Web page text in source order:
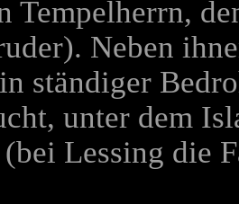
Tempelherrn,
Neben
ständiger
unter dem
Lessing die